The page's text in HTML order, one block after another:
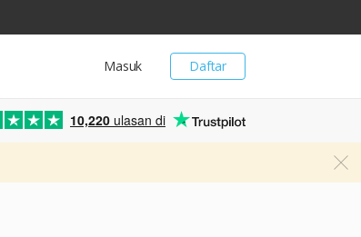
Daftar
Masuk
10,220 ulasan di